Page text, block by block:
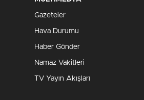
Gazeteler
Hava Durumu
Haber Gönder
Namaz Vakitleri
TV Yayın Akışları